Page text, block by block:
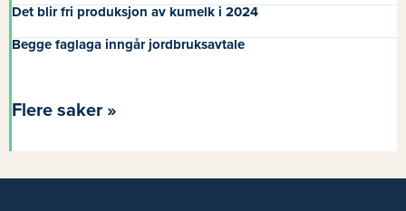
Det blir fri produksjon av kumelk i 2024
Begge faglaga inngår jordbruksavtale
Flere saker »